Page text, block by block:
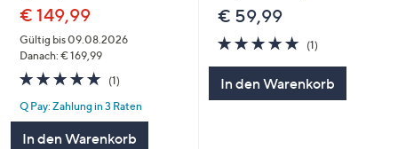
€ 149,99
Gültig bis 09.08.2026
Danach: € 169,99
5.0
von
5
(1)1
Q Pay: Zahlung in 3 Raten
In den Warenkorb
€ 59,99
5.0
von
(1)1
In den Warenkorb